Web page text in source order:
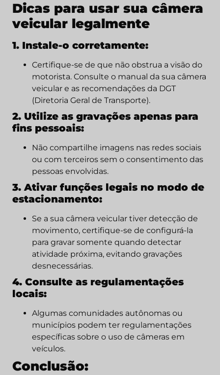
Dicas para usar sua câmera
veicular legalmente
1. Instale-o corretamente:
Certifique-se de que não obstrua a visão do
motorista. Consulte o manual da sua câmera
veicular e as recomendações da DGT
(Diretoria Geral de Transporte).
2. Utilize as gravações apenas para
fins pessoais:
Não compartilhe imagens nas redes sociais
ou com terceiros sem o consentimento das
pessoas envolvidas.
3. Ativar funções legais no modo de
estacionamento:
Se a sua câmera veicular tiver detecção de
movimento, certifique-se de configurá-la
para gravar somente quando detectar
atividade próxima, evitando gravações
desnecessárias.
4. Consulte as regulamentações
locais:
Algumas comunidades autônomas ou
municípios podem ter regulamentações
específicas sobre o uso de câmeras em
veículos.
Conclusão: